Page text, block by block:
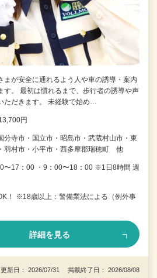
まが安全に通れるよう人や車の誘導・案内
す。 最初は慣れるまで、歩行者の誘導や声
ただきます。 未経験で始め…
円
分寺市・国立市・昭島市・武蔵村山市・東
羽村市・小平市・西多摩郡瑞穂町 他
〜17：00 ・9：00〜18：00 ※1日8時間 週
！ ※18歳以上：警備業法による（例外事
詳細を見る
更新日： 2026/07/31 掲載終了日： 2026/08/08